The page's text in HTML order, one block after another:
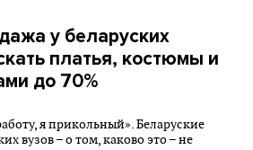
у беларуских
платья, костюмы и
до 70%